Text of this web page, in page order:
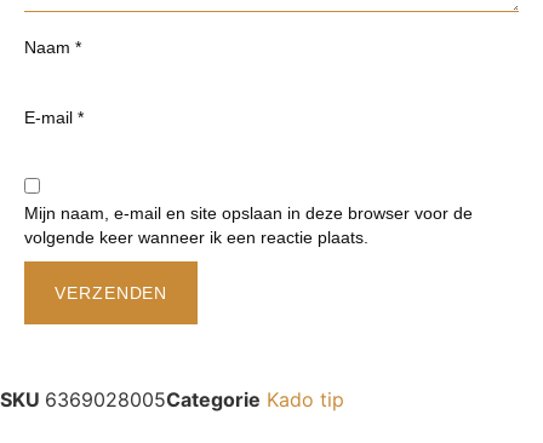
Naam *
E-mail *
Mijn naam, e-mail en site opslaan in deze browser voor de
volgende keer wanneer ik een reactie plaats.
SKU 6369028005Categorie Kado tip